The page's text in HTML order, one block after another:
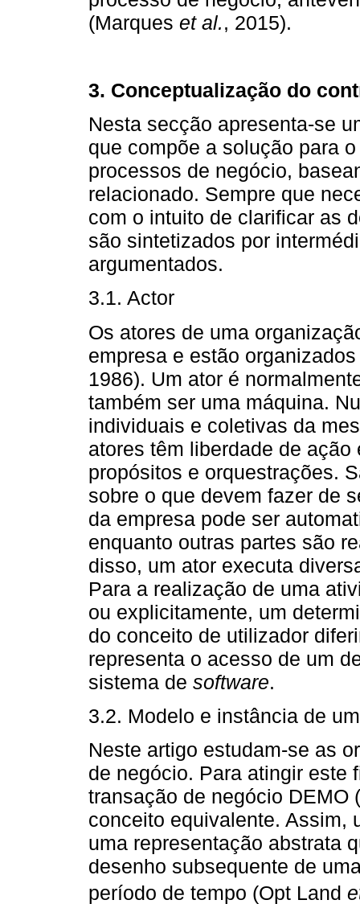
(Marques et al., 2015).
3. Conceptualização do
Nesta secção apresenta-se
que compõe a solução para
processos de negócio,
relacionado. Sempre que
com o intuito de clarificar as
são sintetizados por
argumentados.
3.1. Actor
Os atores de uma
empresa e estão
1986). Um ator é
também ser uma máquina.
individuais e coletivas da
atores têm liberdade de
propósitos e orquestrações.
sobre o que devem fazer de
da empresa pode ser
enquanto outras partes são
disso, um ator executa
Para a realização de uma
ou explicitamente, um
do conceito de utilizador
representa o acesso de um
sistema de software.
3.2. Modelo e instância de
Neste artigo estudam-se as
de negócio. Para atingir este
transação de negócio DEMO
conceito equivalente. Assim,
uma representação abstrata
desenho subsequente de
período de tempo (Opt Land